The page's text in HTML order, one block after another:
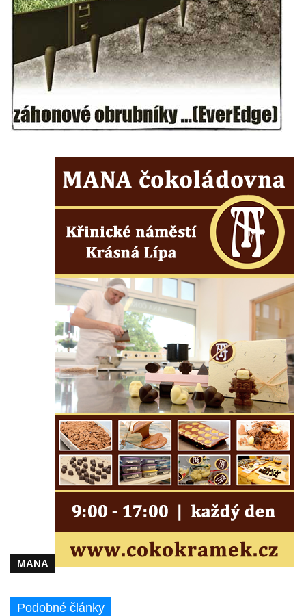
Hrob vojáků Rudé armády na hřbitově v
Hrob Jiřího Dovhomilji na hřbitově v
Račicích
Hrob Antonína Medáčka na hřbitově v
Račicích
Hrob Josefa Moravce a Miroslava Moravce
Pomník obětem válek na hřbitově v Dobříni
Pamětní deska Giuseppe Capella na
hřbitově v Lužici
Kenotaf Emila Miksche na hřbitově v Lužici
Kenotaf Antonína Krause na hřbitově v
Pomník vojákům Rudé armády na hřbitově
v Kozlech
Pamětní deska pochodu smrti v Saupsdorfu
Pomník obětem 2. světové války v parku
Walthera von der Vogelweide v Duchcově
Památník obětem holokaustu v Lipové ulici
v Duchcově
Pomník obětem válek v Jeníkově
Pamětní deska obětem 1. světové války na
kapli Panny Marie v Lahošti
Pomník obětem 2. světové války v parku v
Mikulášovicích
Pomník obětem bombardování 8. 5. 1945 v
Pamětní deska Rumburské vzpoury na
MANA
Podobné články